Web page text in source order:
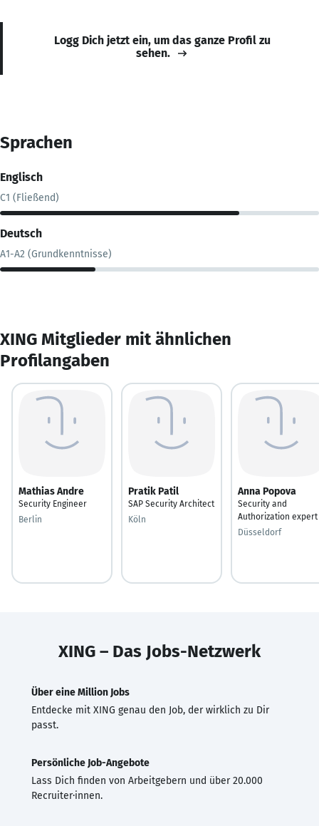
Logg Dich jetzt ein, um das ganze Profil zu
sehen.
Sprachen
Englisch
C1 (Fließend)
Deutsch
A1-A2 (Grundkenntnisse)
XING Mitglieder mit ähnlichen
Profilangaben
Mathias Andre
Security Engineer
Berlin
Pratik Patil
SAP Security Architect
Köln
Anna Popova
Security and
Authorization expert
Düsseldorf
XING – Das Jobs-Netzwerk
Über eine Million Jobs
Entdecke mit XING genau den Job, der wirklich zu Dir
passt.
Persönliche Job-Angebote
Lass Dich finden von Arbeitgebern und über 20.000
Recruiter·innen.